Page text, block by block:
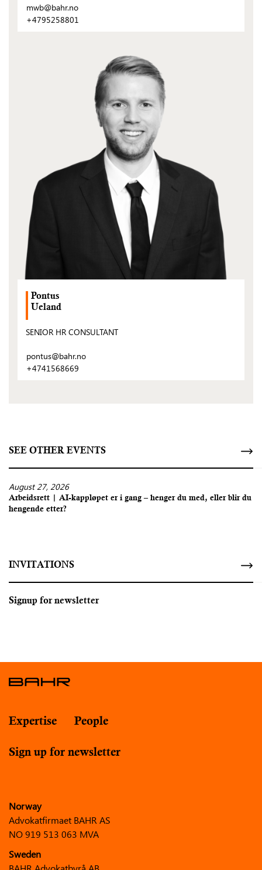
mwb@bahr.no
+4795258801
Pontus
Ueland
SENIOR HR CONSULTANT
pontus@bahr.no
+4741568669
SEE OTHER EVENTS
August 27, 2026
Arbeidsrett | AI-kappløpet er i gang – henger du med, eller blir du
hengende etter?
INVITATIONS
Signup for newsletter
Expertise People
Sign up for newsletter
Norway
Advokatfirmaet BAHR AS
NO 919 513 063 MVA
Sweden